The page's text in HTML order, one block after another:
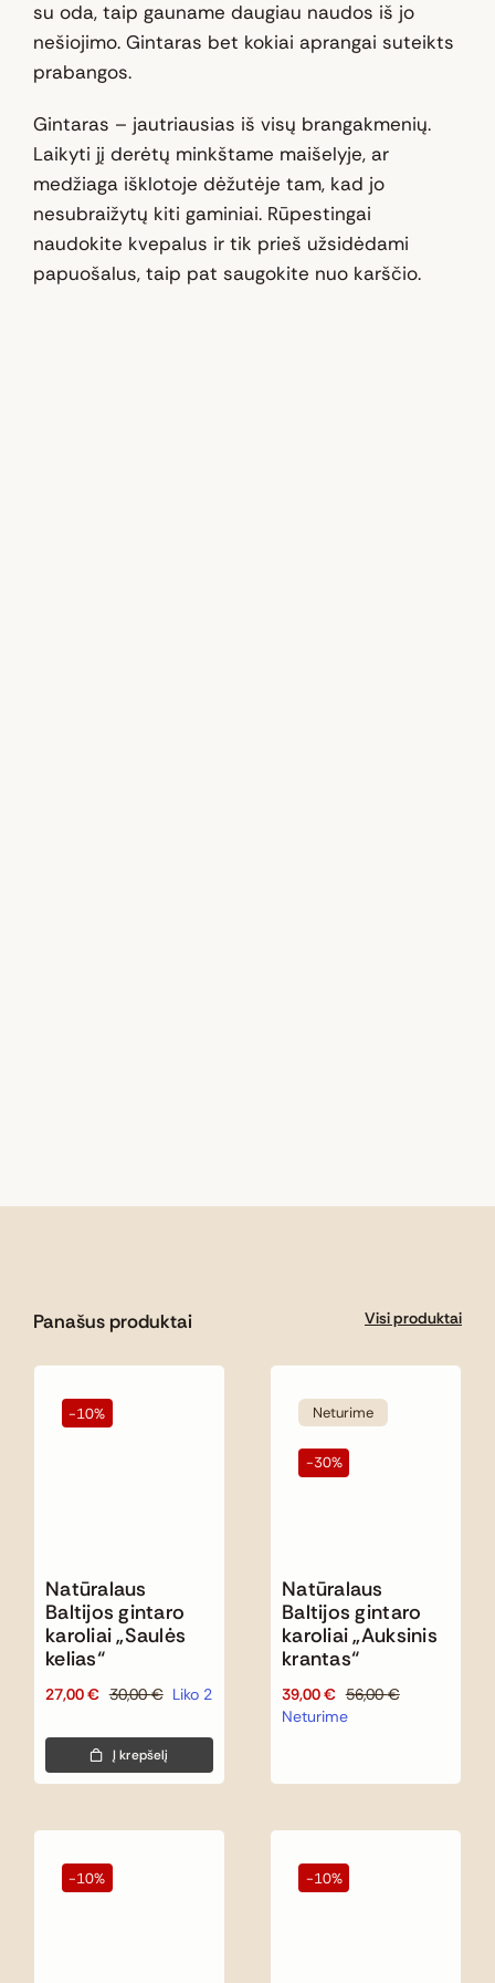
su oda, taip gauname daugiau naudos iš jo
nešiojimo. Gintaras bet kokiai aprangai suteikts
prabangos.
Gintaras – jautriausias iš visų brangakmenių.
Laikyti jį derėtų minkštame maišelyje, ar
medžiaga išklotoje dėžutėje tam, kad jo
nesubraižytų kiti gaminiai. Rūpestingai
naudokite kvepalus ir tik prieš užsidėdami
papuošalus, taip pat saugokite nuo karščio.
Panašus produktai Visi produktai
-10%
Natūralaus
Baltijos gintaro
karoliai „Saulės
kelias“
30,00€
Original
was:
30,00 €.
27,00€
Current
is:
27,00 €.
Liko 2
Į krepšelį
Neturime
-30%
Natūralaus
Baltijos gintaro
karoliai „Auksinis
krantas“
56,00€
Original
39,00€
Current
Neturime
-10% -10%